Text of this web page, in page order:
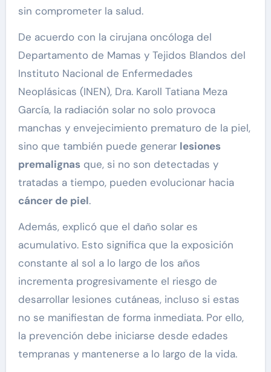
sin comprometer la salud.
De acuerdo con la cirujana oncóloga del
Departamento de Mamas y Tejidos Blandos del
Instituto Nacional de Enfermedades
Neoplásicas (INEN), Dra. Karoll Tatiana Meza
García, la radiación solar no solo provoca
manchas y envejecimiento prematuro de la piel,
sino que también puede generar lesiones
premalignasque, si no son detectadas y
tratadas a tiempo, pueden evolucionar hacia
cáncer de piel.
Además, explicó que el daño solar es
acumulativo. Esto significa que la exposición
constante al sol a lo largo de los años
incrementa progresivamente el riesgo de
desarrollar lesiones cutáneas, incluso si estas
no se manifiestan de forma inmediata. Por ello,
la prevención debe iniciarse desde edades
tempranas y mantenerse a lo largo de la vida.